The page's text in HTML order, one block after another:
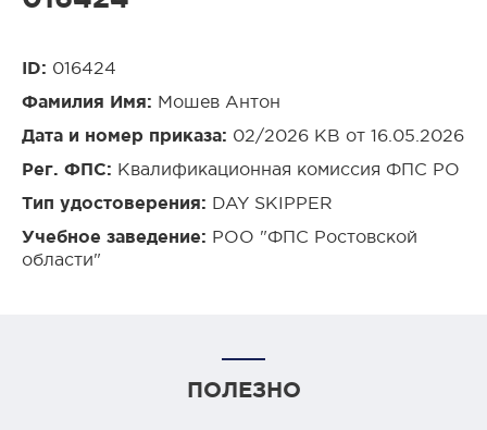
ID: 016424
Фамилия Имя: Мошев Антон
Дата и номер приказа: 02/2026 КВ от 16.05.2026
Рег. ФПС: Квалификационная комиссия ФПС РО
Тип удостоверения: DAY SKIPPER
Учебное заведение: РОО "ФПС Ростовской
области"
ПОЛЕЗНО